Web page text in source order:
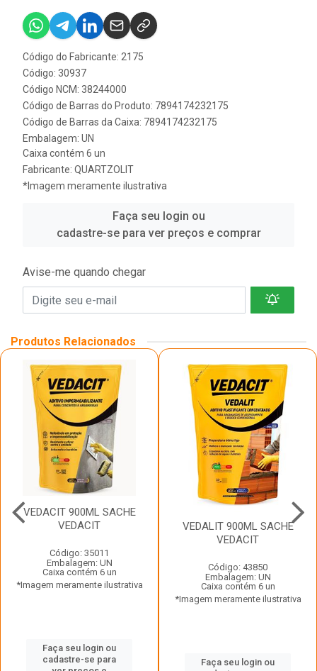
Código do Fabricante: 2175
Código: 30937
Código NCM: 38244000
Código de Barras do Produto: 7894174232175
Código de Barras da Caixa: 7894174232175
Embalagem: UN
Caixa contém 6 un
Fabricante: QUARTZOLIT
*Imagem meramente ilustrativa
Faça seu login ou
cadastre-se para ver preços e comprar
Avise-me quando chegar
Produtos Relacionados
VEDACIT 900ML SACHE
VEDACIT
Código: 35011
Embalagem: UN
Caixa contém 6 un
*Imagem meramente ilustrativa
Faça seu login ou
cadastre-se para
VEDALIT 900ML SACHE
VEDACIT
Código: 43850
Embalagem: UN
Caixa contém 6 un
*Imagem meramente ilustrativa
Faça seu login ou